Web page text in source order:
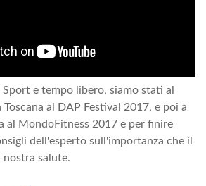
e tempo libero, siamo stati al
Toscana al DAP Festival 2017, e poi a
al MondoFitness 2017 e per finire
dell'esperto sull'importanza che il
nostra salute.